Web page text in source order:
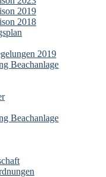
2019
2018
2019
Beachanlage
Beachanlage